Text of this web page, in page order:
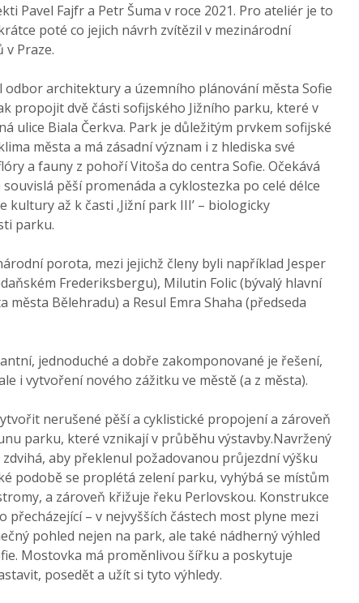
Pavel Fajfr a Petr Šuma v roce 2021. Pro ateliér je to
poté co jejich návrh zvítězil v mezinárodní
v Praze.
architektury a územního plánování města Sofie
propojit dvě části sofijského Jižního parku, které v
ulice Biala Čerkva. Park je důležitým prvkem sofijské
města a má zásadní význam i z hlediska své
a fauny z pohoří Vitoša do centra Sofie. Očekává
pěší promenáda a cyklostezka po celé délce
až k časti ‚Jižní park III’ – biologicky
parku.
porota, mezi jejichž členy byli například Jesper
Frederiksbergu), Milutin Folic (bývalý hlavní
Bělehradu) a Resul Emra Shaha (předseda
jednoduché a dobře zakomponované je řešení,
i vytvoření nového zážitku ve městě (a z města).
nerušené pěší a cyklistické propojení a zároveň
parku, které vznikají v průběhu výstavby.Navržený
aby překlenul požadovanou průjezdní výšku
podobě se proplétá zelení parku, vyhýbá se místům
a zároveň křižuje řeku Perlovskou. Konstrukce
– v nejvyšších částech most plyne mezi
pohled nejen na park, ale také nádherný výhled
Mostovka má proměnlivou šířku a poskytuje
posedět a užít si tyto výhledy.